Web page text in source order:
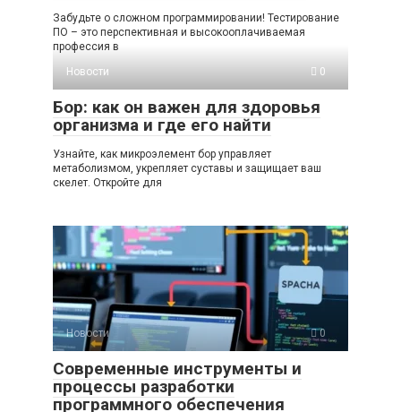
Забудьте о сложном программировании! Тестирование
ПО – это перспективная и высокооплачиваемая
профессия в
Новости
0
Бор: как он важен для здоровья
организма и где его найти
Узнайте, как микроэлемент бор управляет
метаболизмом, укрепляет суставы и защищает ваш
скелет. Откройте для
Новости 0
Современные инструменты и
процессы разработки
программного обеспечения